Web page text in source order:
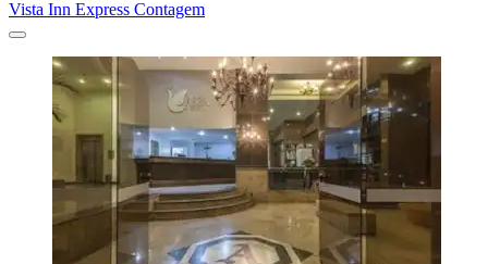
Vista Inn Express Contagem